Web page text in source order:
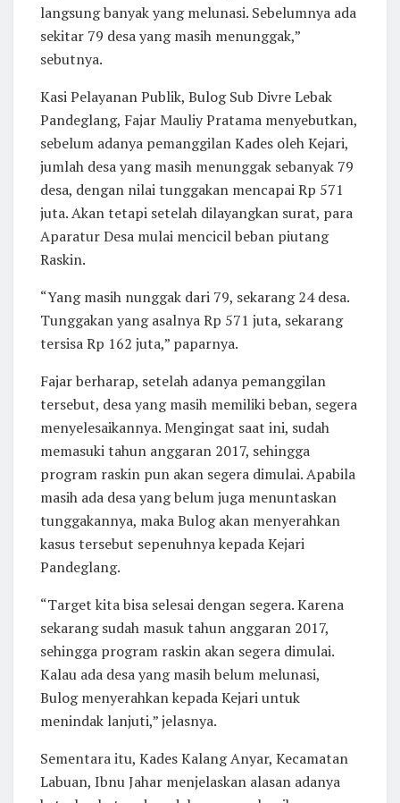
langsung banyak yang melunasi. Sebelumnya ada
sekitar 79 desa yang masih menunggak,”
sebutnya.
Kasi Pelayanan Publik, Bulog Sub Divre Lebak
Pandeglang, Fajar Mauliy Pratama menyebutkan,
sebelum adanya pemanggilan Kades oleh Kejari,
jumlah desa yang masih menunggak sebanyak 79
desa, dengan nilai tunggakan mencapai Rp 571
juta. Akan tetapi setelah dilayangkan surat, para
Aparatur Desa mulai mencicil beban piutang
Raskin.
“Yang masih nunggak dari 79, sekarang 24 desa.
Tunggakan yang asalnya Rp 571 juta, sekarang
tersisa Rp 162 juta,” paparnya.
Fajar berharap, setelah adanya pemanggilan
tersebut, desa yang masih memiliki beban, segera
menyelesaikannya. Mengingat saat ini, sudah
memasuki tahun anggaran 2017, sehingga
program raskin pun akan segera dimulai. Apabila
masih ada desa yang belum juga menuntaskan
tunggakannya, maka Bulog akan menyerahkan
kasus tersebut sepenuhnya kepada Kejari
Pandeglang.
“Target kita bisa selesai dengan segera. Karena
sekarang sudah masuk tahun anggaran 2017,
sehingga program raskin akan segera dimulai.
Kalau ada desa yang masih belum melunasi,
Bulog menyerahkan kepada Kejari untuk
menindak lanjuti,” jelasnya.
Sementara itu, Kades Kalang Anyar, Kecamatan
Labuan, Ibnu Jahar menjelaskan alasan adanya